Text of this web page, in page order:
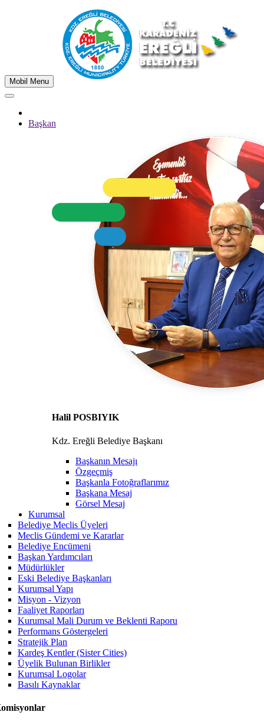
Mobil Menu
Başkan
Halil POSBIYIK
Kdz. Ereğli Belediye Başkanı
Başkanın Mesajı
Özgeçmiş
Başkanla Fotoğraflarımız
Başkana Mesaj
Görsel Mesaj
Kurumsal
Belediye Meclis Üyeleri
Meclis Gündemi ve Kararlar
Belediye Encümeni
Başkan Yardımcıları
Müdürlükler
Eski Belediye Başkanları
Kurumsal Yapı
Misyon - Vizyon
Faaliyet Raporları
Kurumsal Mali Durum ve Beklenti Raporu
Performans Göstergeleri
Stratejik Plan
Kardeş Kentler (Sister Cities)
Üyelik Bulunan Birlikler
Kurumsal Logolar
Basılı Kaynaklar